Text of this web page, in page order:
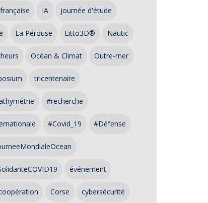
IA journée d'étude
La Pérouse Litto3D® Nautic
Océan & Climat Outre-mer
tricentenaire
#recherche
#Covid_19 #Défense
événement
Corse cybersécurité